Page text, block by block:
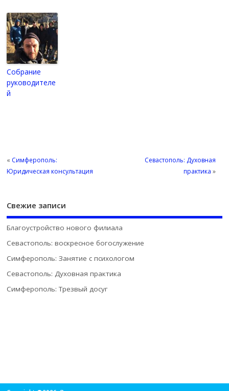
Собрание
руководителе
й
« Симферополь:
Юридическая консультация
Севастополь: Духовная
практика »
Свежие записи
Благоустройство нового филиала
Севастополь: воскресное богослужение
Симферополь: Занятие с психологом
Севастополь: Духовная практика
Симферополь: Трезвый досуг